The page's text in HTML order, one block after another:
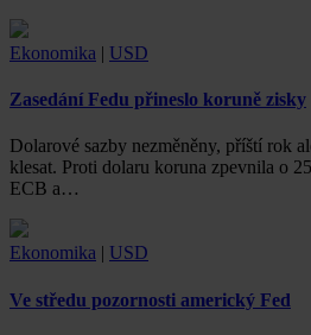
Ekonomika | USD
Zasedání Fedu přineslo koruně zisky
Dolarové sazby nezměněny, příští rok
klesat. Proti dolaru koruna zpevnila o
ECB a…
Ekonomika USD
Ve středu pozornosti americký Fed